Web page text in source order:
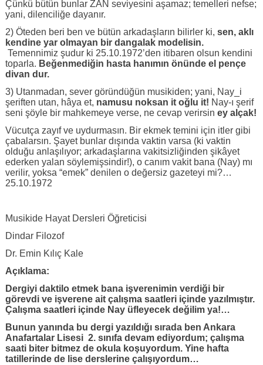
Çünkü bütün bunlar ZAN seviyesini aşamaz; temelleri nefse;
yani, dilenciliğe dayanır.
2) Öteden beri ben ve bütün arkadaşların bilirler ki,sen, aklı
kendine yar olmayan bir dangalak modelisin.
Temennimiz şudur ki 25.10.1972’den itibaren olsun kendini
toparla. Beğenmediğin hasta hanımın önünde el pençe
divan dur.
3) Utanmadan, sever göründüğün musikiden; yani, Nay_i
şeriften utan, hâya et, namusu noksan it oğlu it! Nay-ı şerif
seni şöyle bir mahkemeye verse, ne cevap verirsiney alçak!
Vücutça zayıf ve uydurmasın. Bir ekmek temini için itler gibi
çabalarsın. Şayet bunlar dışında vaktin varsa (ki vaktin
olduğu anlaşılıyor; arkadaşlarına vakitsizliğinden şikâyet
ederken yalan söylemişsindir!), o canım vakit bana (Nay) mı
verilir, yoksa “emek” denilen o değersiz gazeteyi mi?…
25.10.1972
Musikide Hayat Dersleri Öğreticisi
Dindar Filozof
Dr. Emin Kılıç Kale
Açıklama:
Dergiyi daktilo etmek bana işverenimin verdiği bir
görevdi ve işverene ait çalışma saatleri içinde yazılmıştır.
Çalışma saatleri içinde Nay üfleyecek değilim ya!…
Bunun yanında bu dergi yazıldığı sırada ben Ankara
Anafartalar Lisesi 2. sınıfa devam ediyordum; çalışma
saati biter bitmez de okula koşuyordum. Yine hafta
tatillerinde de lise derslerine çalışıyordum…